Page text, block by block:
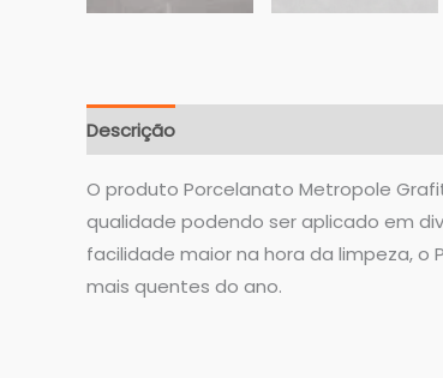
Descrição
O produto Porcelanato Metropole
qualidade podendo ser aplicado em
facilidade maior na hora da limpeza,
mais quentes do ano.